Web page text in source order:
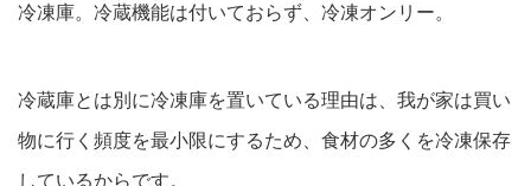
冷凍庫。冷蔵機能は付いておらず、冷凍オンリー。
冷蔵庫とは別に冷凍庫を置いている理由は、我が家は買い
物に行く頻度を最小限にするため、食材の多くを冷凍保存
しているからです。